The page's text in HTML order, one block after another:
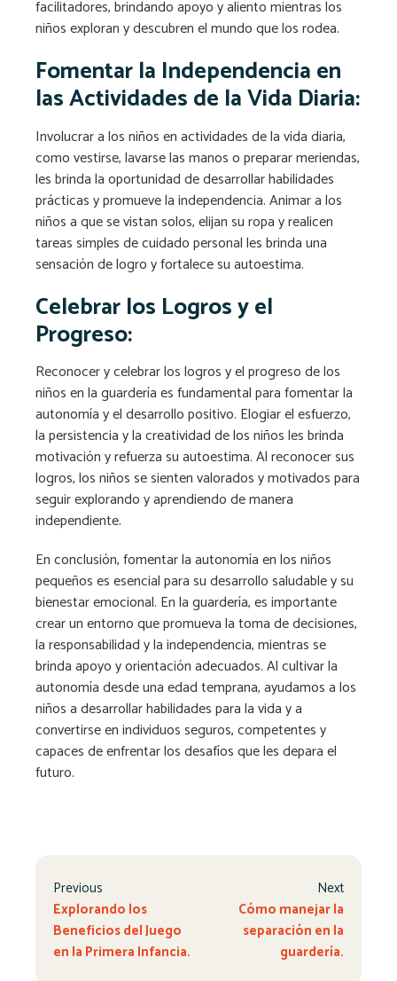
facilitadores, brindando apoyo y aliento mientras los
niños exploran y descubren el mundo que los rodea.
Fomentar la Independencia en
las Actividades de la Vida Diaria:
Involucrar a los niños en actividades de la vida diaria,
como vestirse, lavarse las manos o preparar meriendas,
les brinda la oportunidad de desarrollar habilidades
prácticas y promueve la independencia. Animar a los
niños a que se vistan solos, elijan su ropa y realicen
tareas simples de cuidado personal les brinda una
sensación de logro y fortalece su autoestima.
Celebrar los Logros y el
Progreso:
Reconocer y celebrar los logros y el progreso de los
niños en la guardería es fundamental para fomentar la
autonomía y el desarrollo positivo. Elogiar el esfuerzo,
la persistencia y la creatividad de los niños les brinda
motivación y refuerza su autoestima. Al reconocer sus
logros, los niños se sienten valorados y motivados para
seguir explorando y aprendiendo de manera
independiente.
En conclusión, fomentar la autonomía en los niños
pequeños es esencial para su desarrollo saludable y su
bienestar emocional. En la guardería, es importante
crear un entorno que promueva la toma de decisiones,
la responsabilidad y la independencia, mientras se
brinda apoyo y orientación adecuados. Al cultivar la
autonomía desde una edad temprana, ayudamos a los
niños a desarrollar habilidades para la vida y a
convertirse en individuos seguros, competentes y
capaces de enfrentar los desafíos que les depara el
futuro.
Previous
Explorando los
Beneficios del Juego
en la Primera Infancia.
Next
Cómo manejar la
separación en la
guardería.